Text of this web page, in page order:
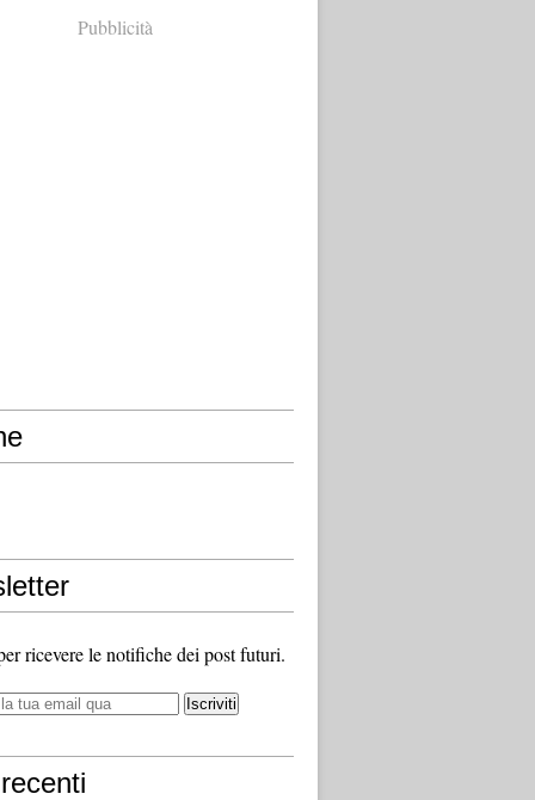
Pubblicità
ricevere le notifiche dei post futuri.